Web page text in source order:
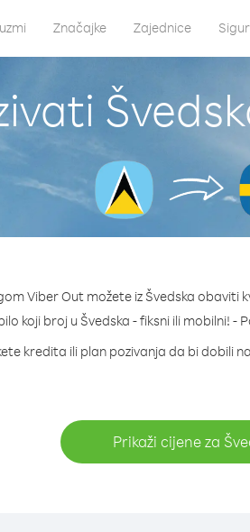
Značajke Zajednice
Viber Out možete iz Švedska obaviti
koji broj u Švedska - fiksni ili mobilni! -
kredita ili plan pozivanja da bi dobili
Prikaži cijene za